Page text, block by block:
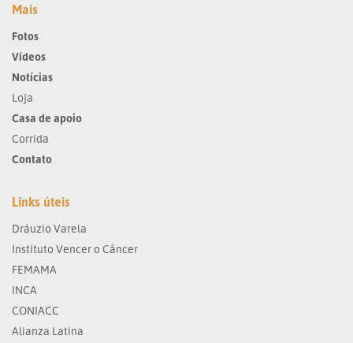
Mais
Fotos
Vídeos
Notícias
Loja
Casa de apoio
Corrida
Contato
Links úteis
Dráuzio Varela
Instituto Vencer o Câncer
FEMAMA
INCA
CONIACC
Alianza Latina